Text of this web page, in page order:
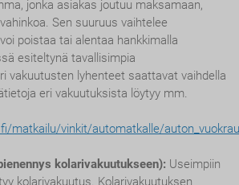
jonka asiakas joutuu maksamaan,
Sen suuruus vaihtelee
poistaa tai alentaa hankkimalla
esiteltynä tavallisimpia
vakuutusten lyhenteet saattavat vaihdella
eri vakuutuksista löytyy mm.
matkailu/vinkit/automatkalle/
kolarivakuutukseen): Useimpiin
kolarivakuutus. Kolarivakuutuksen